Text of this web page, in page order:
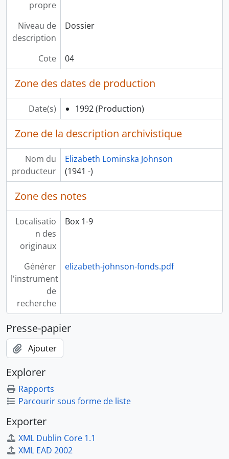
[Sous-série organique] M - The Unity Quilt, [199-] - 1999
[Sous-série organique] O - Gallery 3, 1994
[Sous-série organique] P - Nunavutmiutanik Elisasiniq, 1999
[Sous-série organique] Q - Repatriation Panels, 1987 - 2002
[Sous-série organique] R - Wearing Politics, 2004
[Sous-série organique] S - What is Canadian cultural property?, 1996
[Sous-série organique] T - My Ancestors are still Dancing, 1998 - [200-]
[Sous-série organique] U - Gathering Strength exhibit: Musqueam Weavers, 2004
[Série organique] 3 - Collections, 1978 - 2004
[Série organique] 5 - Correspondence, 1995 - 2001
[Série organique] 6 - Museum education, 1985 - 1997
[Série organique] 7 - Administrative files, 1978 - 2004
[Série organique] 8 - Academic materials, 1982 - 2006
propre
Niveau de
description
Dossier
Cote 04
Zone des dates de production
Date(s) 1992 (Production)
Zone de la description archivistique
Nom du
producteur
Elizabeth Lominska Johnson
(1941 -)
Zone des notes
Localisatio
n des
originaux
Box 1-9
Générer
l'instrument
de
recherche
elizabeth-johnson-fonds.pdf
Presse-papier
Ajouter
Explorer
Rapports
Parcourir sous forme de liste
Exporter
XML Dublin Core 1.1
XML EAD 2002